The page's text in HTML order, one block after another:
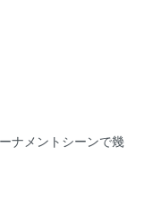
ナメントシーンで幾